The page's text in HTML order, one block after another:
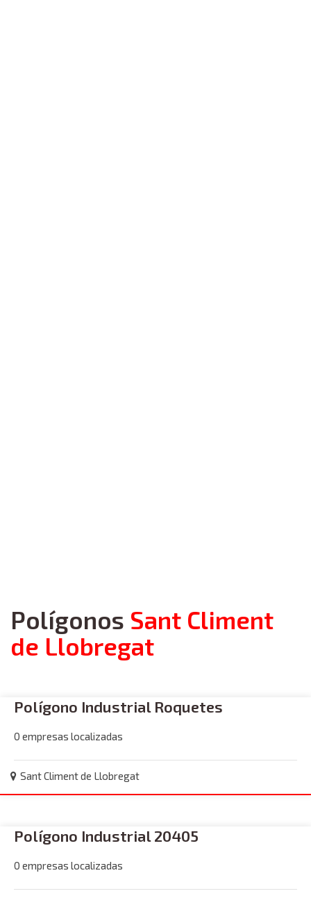
Polígonos Sant Climent
de Llobregat
Polígono Industrial Roquetes
0 empresas localizadas
Sant Climent de Llobregat
Polígono Industrial 20405
0 empresas localizadas